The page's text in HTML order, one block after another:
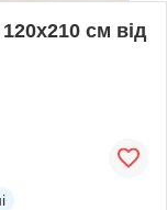
см від